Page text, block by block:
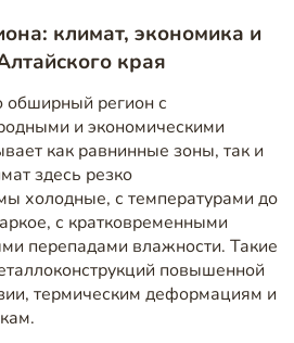
климат, экономика и
края
обширный регион с
и экономическими
как равнинные зоны, так и
здесь резко
холодные, с температурами до
с кратковременными
перепадами влажности. Такие
повышенной
термическим деформациям и